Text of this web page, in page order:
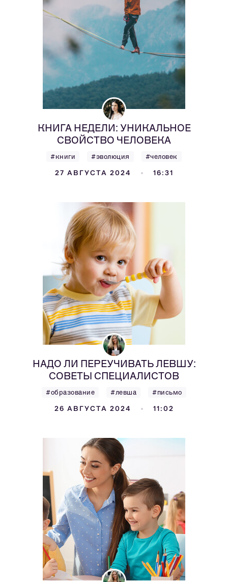
КНИГА НЕДЕЛИ: УНИКАЛЬНОЕ
СВОЙСТВО ЧЕЛОВЕКА
#книги #эволюция #человек
27 АВГУСТА 2024 16:31
НАДО ЛИ ПЕРЕУЧИВАТЬ ЛЕВШУ:
СОВЕТЫ СПЕЦИАЛИСТОВ
#образование #левша #письмо
26 АВГУСТА 2024 11:02